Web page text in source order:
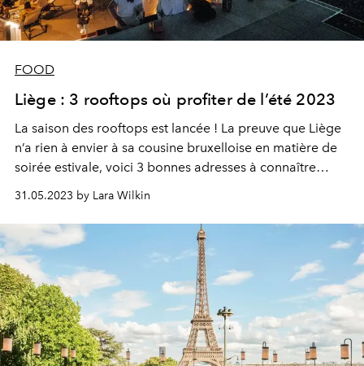
FOOD
Liège : 3 rooftops où profiter de l’été 2023
La saison des rooftops est lancée ! La preuve que Liège
n’a rien à envier à sa cousine bruxelloise en matière de
soirée estivale, voici 3 bonnes adresses à connaître
31.05.2023 by Lara Wilkin